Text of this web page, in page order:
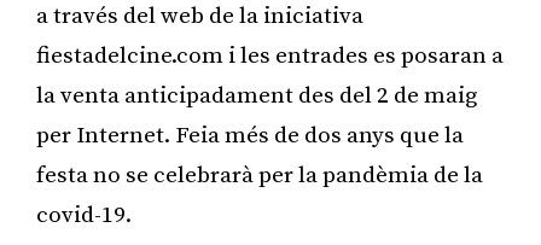
a través del web de la iniciativa
fiestadelcine.com i les entrades es posaran a
la venta anticipadament des del 2 de maig
per Internet. Feia més de dos anys que la
festa no se celebrarà per la pandèmia de la
covid-19.